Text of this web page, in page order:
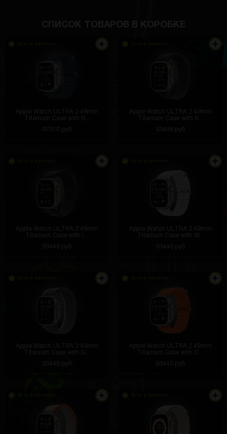
СПИСОК ТОВАРОВ В КОРОБКЕ
Apple Watch ULTRA 2 49mm
Titanium Case with B...
97010 руб
Apple Watch ULTRA 2 49mm
Titanium Case with B...
93446 руб
Apple Watch ULTRA 2 49mm
Titanium Case with I...
93446 руб
Apple Watch ULTRA 2 49mm
Titanium Case with W...
93446 руб
Apple Watch ULTRA 2 49mm
Titanium Case with G...
93446 руб
Apple Watch ULTRA 2 49mm
Titanium Case with O...
93446 руб